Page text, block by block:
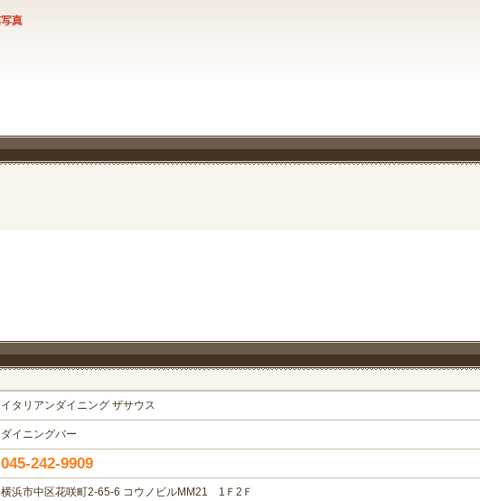
イタリアンダイニング ザサウス
ダイニングバー
045-242-9909
横浜市中区花咲町2-65-6 コウノビルMM21 1Ｆ2Ｆ